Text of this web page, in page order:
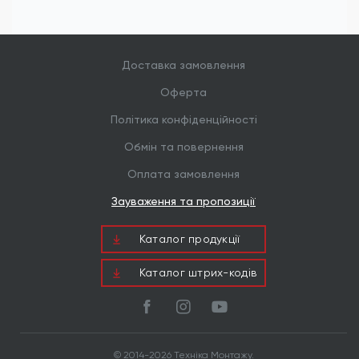
Доставка замовлення
Оферта
Політика конфіденційності
Обмін та повернення
Оплата замовлення
Зауваження та пропозиції
Каталог продукцiї
Каталог штрих-кодів
© 2014-2026 Техніка Монтажу.